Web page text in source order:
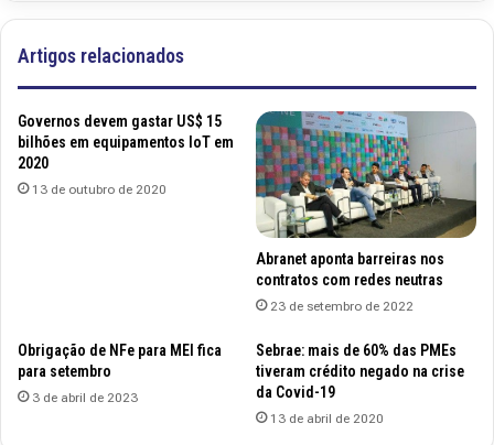
Artigos relacionados
Governos devem gastar US$ 15
bilhões em equipamentos IoT em
2020
13 de outubro de 2020
Abranet aponta barreiras nos
contratos com redes neutras
23 de setembro de 2022
Obrigação de NFe para MEI fica
para setembro
3 de abril de 2023
Sebrae: mais de 60% das PMEs
tiveram crédito negado na crise
da Covid-19
13 de abril de 2020